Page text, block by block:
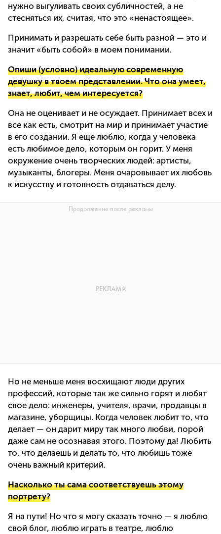
нужно выгуливать своих субличностей, а не
стесняться их, считая, что это «ненастоящее».
Принимать и разрешать себе быть разной — это и
значит «быть собой» в моем понимании.
Опиши (условно) идеальную современную
девушку в твоем представлении. Что она умеет,
знает, любит, чем интересуется?
Она не оценивает и не осуждает. Принимает всех и
все как есть, смотрит на мир и принимает участие
в его создании. Я еще люблю, когда у человека
есть любимое дело, которым он горит. У меня
окружение очень творческих людей: артисты,
музыканты, блогеры. Меня очаровывает их любовь
к искусству и готовность отдаваться делу.
Но не меньше меня восхищают люди других
профессий, которые так же сильно горят и любят
свое дело: инженеры, учителя, врачи, продавцы в
магазине, уборщицы. Когда человек любит то, что
делает — он дарит миру так много любви, порой
даже сам не осознавая этого. Поэтому да! Любить
то, что делаешь и делать то, что любишь тоже
очень важный критерий.
Насколько ты сама соответствуешь этому
портрету?
Я на пути! Но что я могу сказать точно — я люблю
свой блог, люблю играть в театре, люблю